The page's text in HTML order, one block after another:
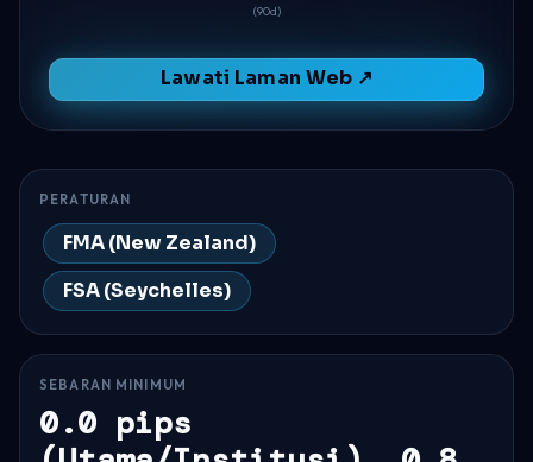
(90d)
Lawati Laman Web ↗
PERATURAN
FMA (New Zealand)
FSA (Seychelles)
SEBARAN MINIMUM
0.0 pips